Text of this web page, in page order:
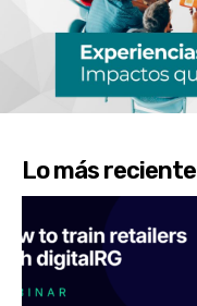
Lo más reciente